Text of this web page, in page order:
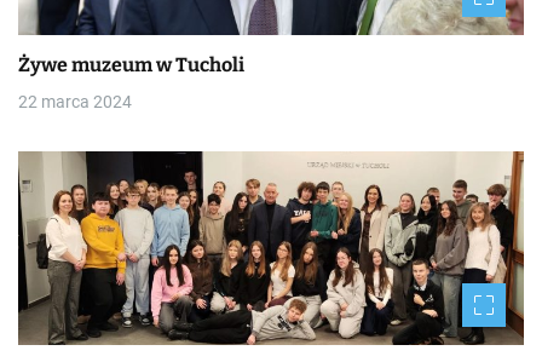
Żywe muzeum w Tucholi
22 marca 2024